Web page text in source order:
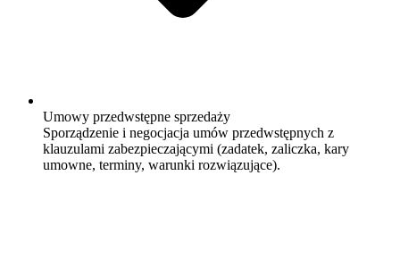
Umowy przedwstępne sprzedaży
Sporządzenie i negocjacja umów przedwstępnych z
klauzulami zabezpieczającymi (zadatek, zaliczka, kary
umowne, terminy, warunki rozwiązujące).